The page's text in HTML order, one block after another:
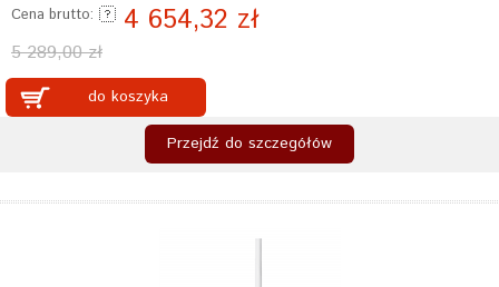
Cena brutto: 4 654,32 zł
5 289,00 zł
do koszyka
Przejdź do szczegółów